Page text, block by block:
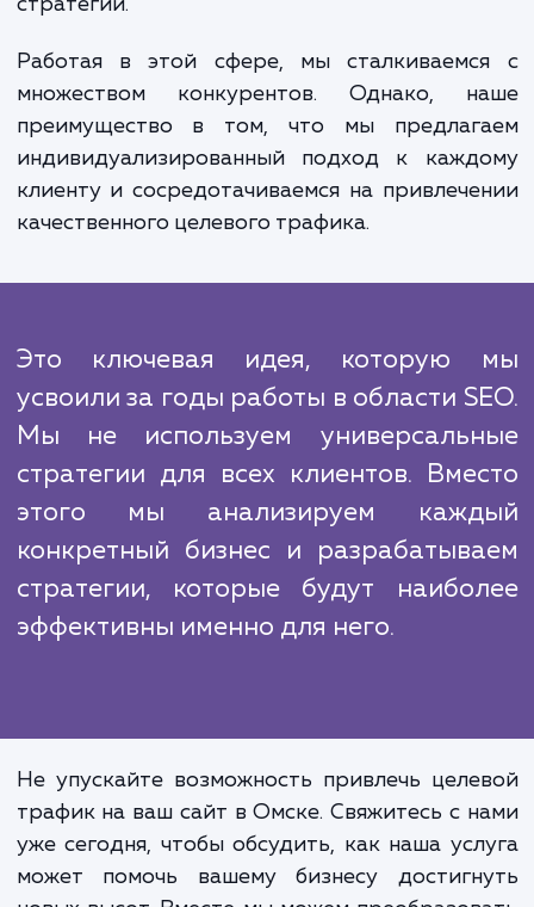
реализация и отслеживание
процессе исследования мы изучаем ваш
бизнес, конкурентов и определяем
аудитории. На этапе
разрабатывается стратегия для
целевого трафика. Этап реализации
себя реализацию разработанных
методов и при необходимости
Работая в этой сфере, мы
множеством конкурентов. Однако,
преимущество в том, что мы
индивидуализированный подход к
клиенту и сосредотачиваемся на
качественного целевого трафика.
Это ключевая идея, которую
усвоили за годы работы в области
Мы не используем